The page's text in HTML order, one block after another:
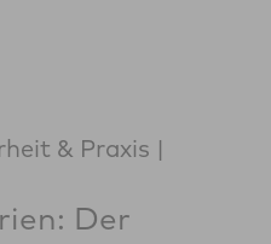
& Praxis
Der